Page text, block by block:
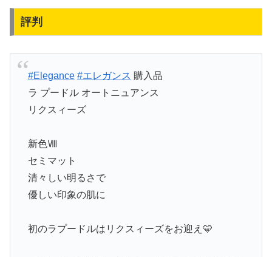
評判
#Elegance #エレガンス 購入品
ラ プードル オートニュアンス
リクスィーズ
新色Ⅷ
セミマット
清々しい明るさで
優しい印象の肌に
初のラプードルはリクスィーズをお迎え🩵